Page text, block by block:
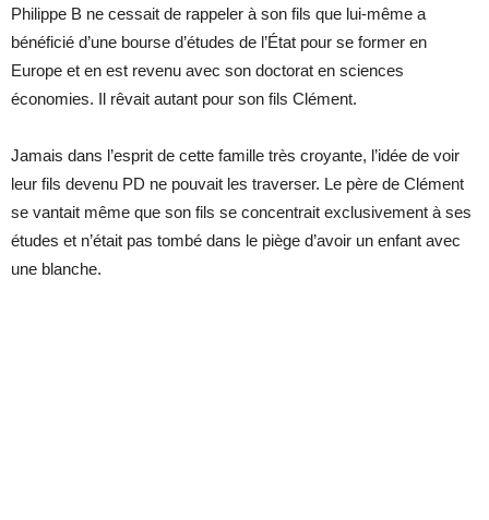
Philippe B ne cessait de rappeler à son fils que lui-même a
bénéficié d’une bourse d’études de l’État pour se former en
Europe et en est revenu avec son doctorat en sciences
économies. Il rêvait autant pour son fils Clément.
Jamais dans l’esprit de cette famille très croyante, l’idée de voir
leur fils devenu PD ne pouvait les traverser. Le père de Clément
se vantait même que son fils se concentrait exclusivement à ses
études et n’était pas tombé dans le piège d’avoir un enfant avec
une blanche.